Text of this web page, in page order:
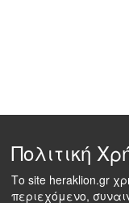
Πολιτική
Το site heraklion.gr
περιεχόμενο,